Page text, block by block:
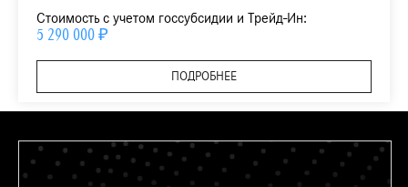
Стоимость с учетом госсубсидии и Трейд-Ин:
5 290 000 ₽
ПОДРОБНЕЕ